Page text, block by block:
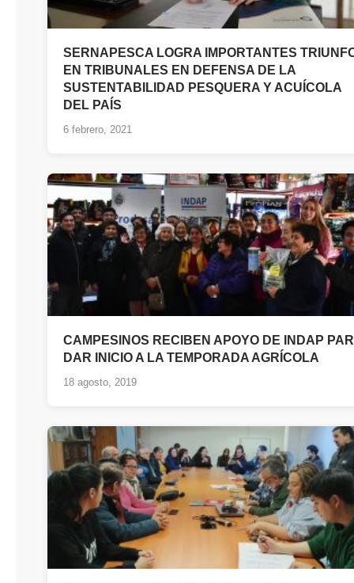
SERNAPESCA LOGRA IMPORTANTES
EN TRIBUNALES EN DEFENSA DE LA
SUSTENTABILIDAD PESQUERA Y ACUÍCOLA
DEL PAÍS
6 febrero, 2021
CAMPESINOS RECIBEN APOYO DE INDAP
DAR INICIO A LA TEMPORADA AGRÍCOLA
18 agosto, 2019